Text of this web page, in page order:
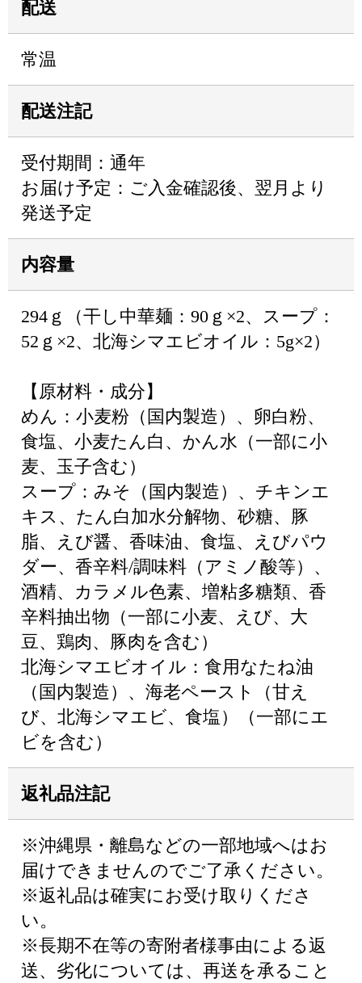
配送
常温
配送注記
受付期間：通年
お届け予定：ご入金確認後、翌月より
発送予定
内容量
294ｇ（干し中華麺：90ｇ×2、スープ：
52ｇ×2、北海シマエビオイル：5g×2）
【原材料・成分】
めん：小麦粉（国内製造）、卵白粉、
食塩、小麦たん白、かん水（一部に小
麦、玉子含む）
スープ：みそ（国内製造）、チキンエ
キス、たん白加水分解物、砂糖、豚
脂、えび醤、香味油、食塩、えびパウ
ダー、香辛料/調味料（アミノ酸等）、
酒精、カラメル色素、増粘多糖類、香
辛料抽出物（一部に小麦、えび、大
豆、鶏肉、豚肉を含む）
北海シマエビオイル：食用なたね油
（国内製造）、海老ペースト（甘え
び、北海シマエビ、食塩）（一部にエ
ビを含む）
返礼品注記
※沖縄県・離島などの一部地域へはお
届けできませんのでご了承ください。
※返礼品は確実にお受け取りくださ
い。
※長期不在等の寄附者様事由による返
送、劣化については、再送を承ること